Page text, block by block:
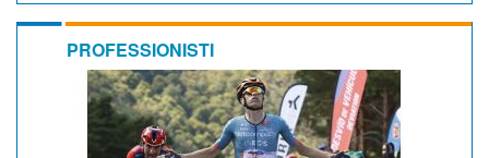
PROFESSIONISTI